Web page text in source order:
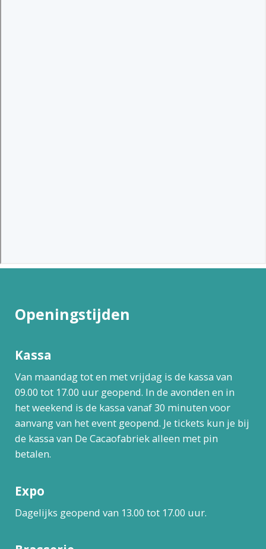
Openingstijden
Kassa
Van maandag tot en met vrijdag is de kassa van
09.00 tot 17.00 uur geopend. In de avonden en in
het weekend is de kassa vanaf 30 minuten voor
aanvang van het event geopend. Je tickets kun je bij
de kassa van De Cacaofabriek alleen met pin
betalen.
Expo
Dagelijks geopend van 13.00 tot 17.00 uur.